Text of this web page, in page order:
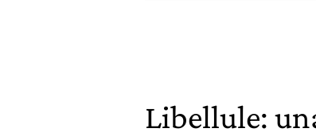
Libellule: